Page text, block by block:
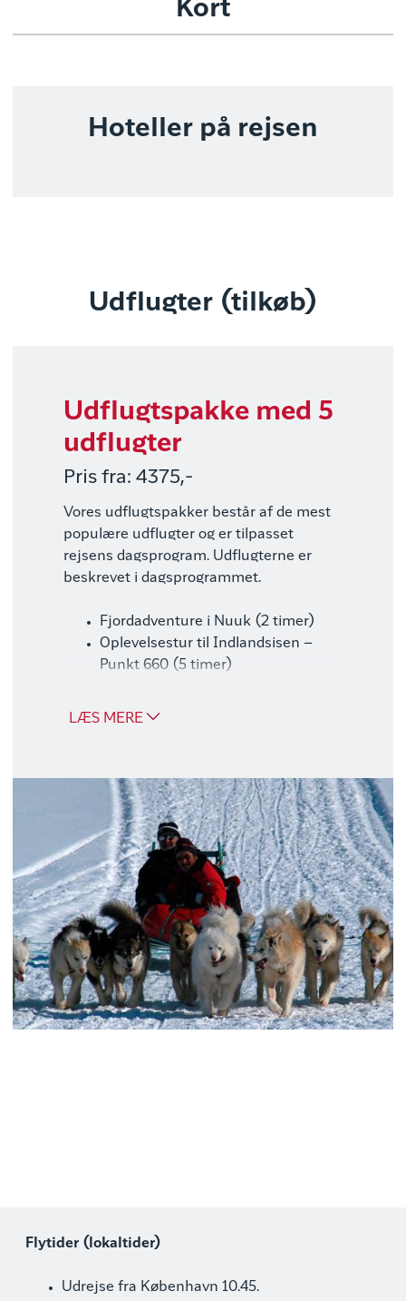
Kort
Hoteller på rejsen
Udflugter (tilkøb)
Udflugtspakke med 5
udflugter
Pris fra: 4375,-
Vores udflugtspakker består af de mest
populære udflugter og er tilpasset
rejsens dagsprogram. Udflugterne er
beskrevet i dagsprogrammet.
Fjordadventure i Nuuk (2 timer)
Oplevelsestur til Indlandsisen –
Punkt 660 (5 timer)
Godt at vide
Vi anbefaler, at du bestiller pakken
samtidig med din rejsebestilling, for
bestiller du senere, risikerer du, at
udflugtspakken er udsolgt.
LÆS MERE
Flytider (lokaltider)
Udrejse fra København 10.45.